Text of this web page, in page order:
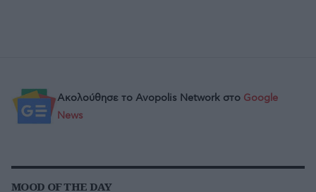
Ακολούθησε το Avopolis Network στο Google
News
MOOD OF THE DAY